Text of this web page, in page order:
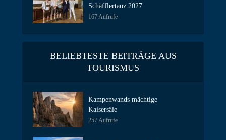
Schäfflertanz 2027
167 Aufrufe
BELIEBTESTE BEITRÄGE AUS
TOURISMUS
Kampenwands mächtige
Kaisersäle
257 Aufrufe